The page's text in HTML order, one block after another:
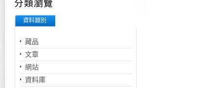
資料類別
藏品
文章
網站
資料庫